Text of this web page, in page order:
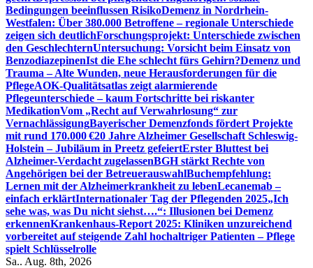
Bedingungen beeinflussen RisikoDemenz in Nordrhein-
Westfalen: Über 380.000 Betroffene – regionale Unterschiede
zeigen sich deutlichForschungsprojekt: Unterschiede zwischen
den GeschlechternUntersuchung: Vorsicht beim Einsatz von
BenzodiazepinenIst die Ehe schlecht fürs Gehirn?Demenz und
Trauma – Alte Wunden, neue Herausforderungen für die
PflegeAOK-Qualitätsatlas zeigt alarmierende
Pflegeunterschiede – kaum Fortschritte bei riskanter
MedikationVom „Recht auf Verwahrlosung“ zur
VernachlässigungBayerischer Demenzfonds fördert Projekte
mit rund 170.000 €20 Jahre Alzheimer Gesellschaft Schleswig-
Holstein – Jubiläum in Preetz gefeiertErster Bluttest bei
Alzheimer-Verdacht zugelassenBGH stärkt Rechte von
Angehörigen bei der BetreuerauswahlBuchempfehlung:
Lernen mit der Alzheimerkrankheit zu lebenLecanemab –
einfach erklärtInternationaler Tag der Pflegenden 2025„Ich
sehe was, was Du nicht siehst….“: Illusionen bei Demenz
erkennenKrankenhaus-Report 2025: Kliniken unzureichend
vorbereitet auf steigende Zahl hochaltriger Patienten – Pflege
spielt Schlüsselrolle
Sa.. Aug. 8th, 2026